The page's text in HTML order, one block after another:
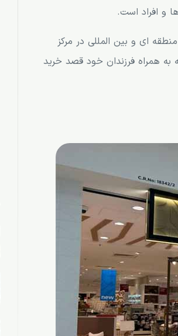
و افراد است.
ای و بین المللی در مرکز
همراه فرزندان خود قصد خرید